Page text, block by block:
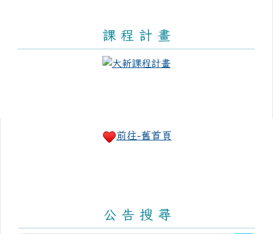
課 程 計 畫
前往-舊首頁
公 告 搜 尋